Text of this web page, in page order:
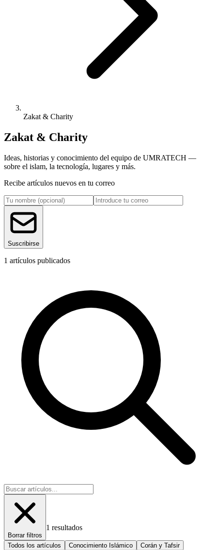
Zakat & Charity
Zakat & Charity
Ideas, historias y conocimiento del equipo de UMRATECH —
sobre el islam, la tecnología, lugares y más.
Recibe artículos nuevos en tu correo
Suscribirse
1 artículos publicados
Borrar filtros
1 resultados
Todos los artículos Conocimiento Islámico
Corán y Tafsir